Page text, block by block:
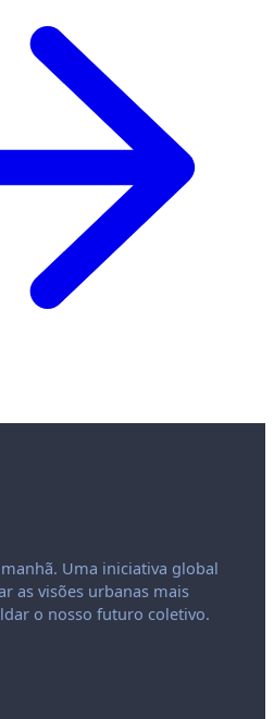
Uma iniciativa global
as visões urbanas mais
o nosso futuro coletivo.